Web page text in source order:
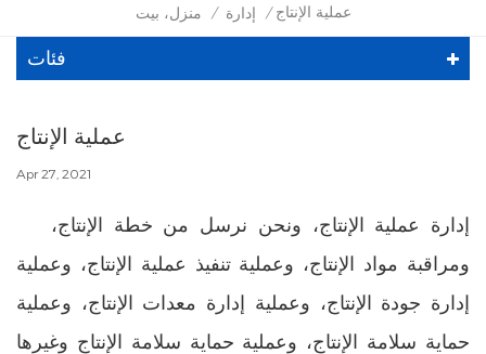
منزل، بيت / إدارة / عملية الإنتاج
فئات
عملية الإنتاج
Apr 27, 2021
إدارة عملية الإنتاج، ونحن نرسل من خطة الإنتاج،
ومراقبة مواد الإنتاج، وعملية تنفيذ عملية الإنتاج، وعملية
إدارة جودة الإنتاج، وعملية إدارة معدات الإنتاج، وعملية
حماية سلامة الإنتاج، وعملية حماية سلامة الإنتاج وغيرها